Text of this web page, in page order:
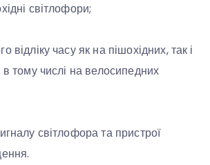
світлофори;
відліку часу як на пішохідних, так і
тому числі на велосипедних
світлофора та пристрої